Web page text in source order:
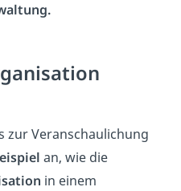
zur Veranschaulichung
an, wie die
in einem